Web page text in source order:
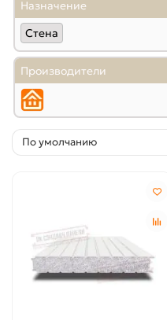
Назначение
Стена
Производители